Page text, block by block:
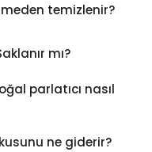
temizlenir?
mı?
parlatıcı nasıl
ne giderir?